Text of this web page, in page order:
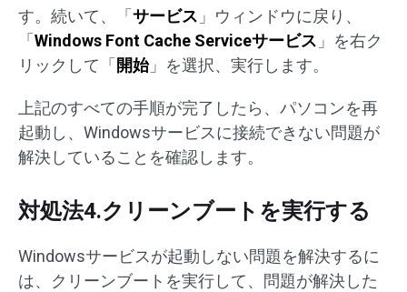
す。続いて、「 サービス 」ウィンドウに戻り、
「 Windows Font Cache Serviceサービス 」を右ク
リックして「 開始」を選択、実行します。
上記のすべての手順が完了したら、パソコンを再
起動し、Windowsサービスに接続できない問題が
解決していることを確認します。
対処法4.クリーンブートを実行する
Windowsサービスが起動しない問題を解決するに
は、クリーンブートを実行して、問題が解決した